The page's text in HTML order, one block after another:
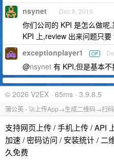
nsynet Dec 8, 2019
你们公司的 KPI 是怎么做呢
KPI 上,review 出来问题只
exceptionplayer1 OP
@nsynet 有 KPI,但是基本
© 2026 V2EX · 65ms · 3.9.8.5
蒲公英 - 🚀上传App→生成二维码→扫
支持网页上传 / 手机上传 / API
加速 / 密码访问 / 安装统计 / 二
久免费